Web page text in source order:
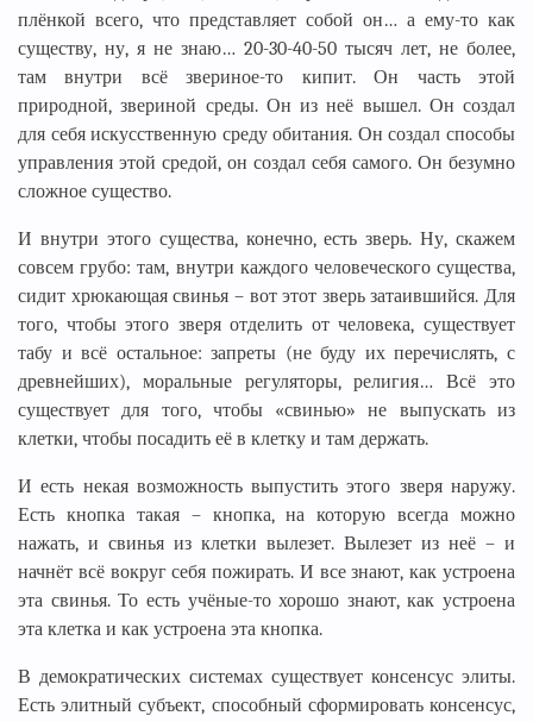
плёнкой всего, что представляет собой он… а ему-то как
существу, ну, я не знаю… 20-30-40-50 тысяч лет, не более,
там внутри всё звериное-то кипит. Он часть этой
природной, звериной среды. Он из неё вышел. Он создал
для себя искусственную среду обитания. Он создал способы
управления этой средой, он создал себя самого. Он безумно
сложное существо.
И внутри этого существа, конечно, есть зверь. Ну, скажем
совсем грубо: там, внутри каждого человеческого существа,
сидит хрюкающая свинья – вот этот зверь затаившийся. Для
того, чтобы этого зверя отделить от человека, существует
табу и всё остальное: запреты (не буду их перечислять, с
древнейших), моральные регуляторы, религия… Всё это
существует для того, чтобы «свинью» не выпускать из
клетки, чтобы посадить её в клетку и там держать.
И есть некая возможность выпустить этого зверя наружу.
Есть кнопка такая – кнопка, на которую всегда можно
нажать, и свинья из клетки вылезет. Вылезет из неё – и
начнёт всё вокруг себя пожирать. И все знают, как устроена
эта свинья. То есть учёные-то хорошо знают, как устроена
эта клетка и как устроена эта кнопка.
В демократических системах существует консенсус элиты.
Есть элитный субъект, способный сформировать консенсус,